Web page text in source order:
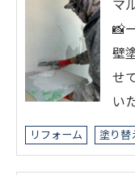
マ
📸
壁
せ
い
リフォーム 塗り替